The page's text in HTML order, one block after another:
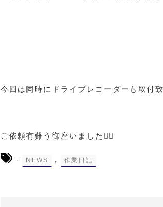
今回は同時にドライブレコーダーも取付
ご依頼有難う御座いました🙇‍♀️
- NEWS , 作業日記